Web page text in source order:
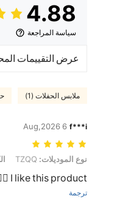
4.88
سياسة المراجعة
عرض التقييمات
ملابس الحفلات (1)
f***i
6 Aug,2026
نوع الموديلات: TZQQ, الكمية: 1 Set, مقاس: 7
نوع الموديلات:
I like this product 👍🏻
ترجمة